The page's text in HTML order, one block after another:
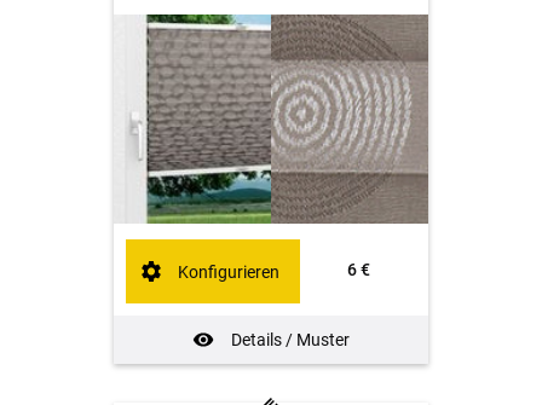
6 €
Details / Muster
Konfigurieren